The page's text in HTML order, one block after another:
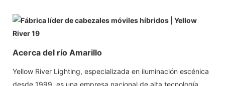
Acerca del río Amarillo
Yellow River Lighting, especializada en iluminación escénica
desde 1999, es una empresa nacional de alta tecnología